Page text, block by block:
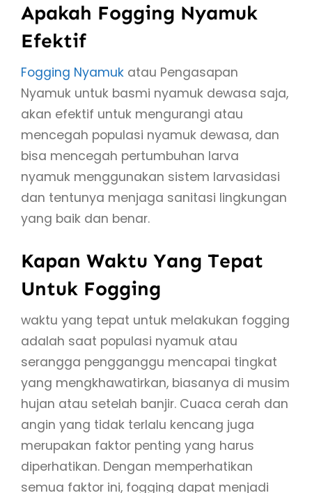
Apakah Fogging Nyamuk
Efektif
Fogging Nyamuk atau Pengasapan
Nyamuk untuk basmi nyamuk dewasa saja,
akan efektif untuk mengurangi atau
mencegah populasi nyamuk dewasa, dan
bisa mencegah pertumbuhan larva
nyamuk menggunakan sistem larvasidasi
dan tentunya menjaga sanitasi lingkungan
yang baik dan benar.
Kapan Waktu Yang Tepat
Untuk Fogging
waktu yang tepat untuk melakukan fogging
adalah saat populasi nyamuk atau
serangga pengganggu mencapai tingkat
yang mengkhawatirkan, biasanya di musim
hujan atau setelah banjir. Cuaca cerah dan
angin yang tidak terlalu kencang juga
merupakan faktor penting yang harus
diperhatikan. Dengan memperhatikan
semua faktor ini, fogging dapat menjadi